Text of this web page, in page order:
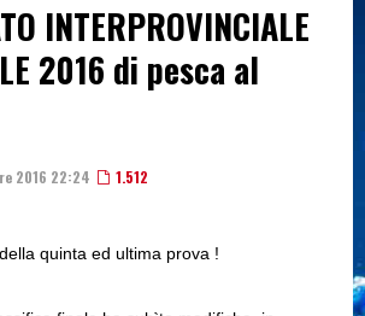
INTERPROVINCIALE
2016 di pesca al
2016 22:24 1.512
quinta ed ultima prova !